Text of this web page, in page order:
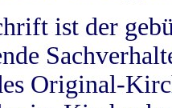
ist der
Original-